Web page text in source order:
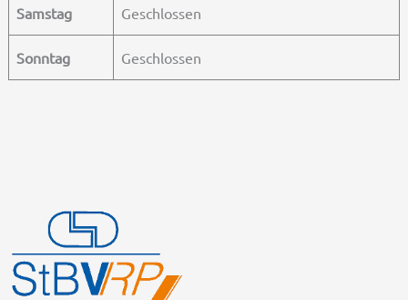
Samstag Geschlossen
Sonntag Geschlossen